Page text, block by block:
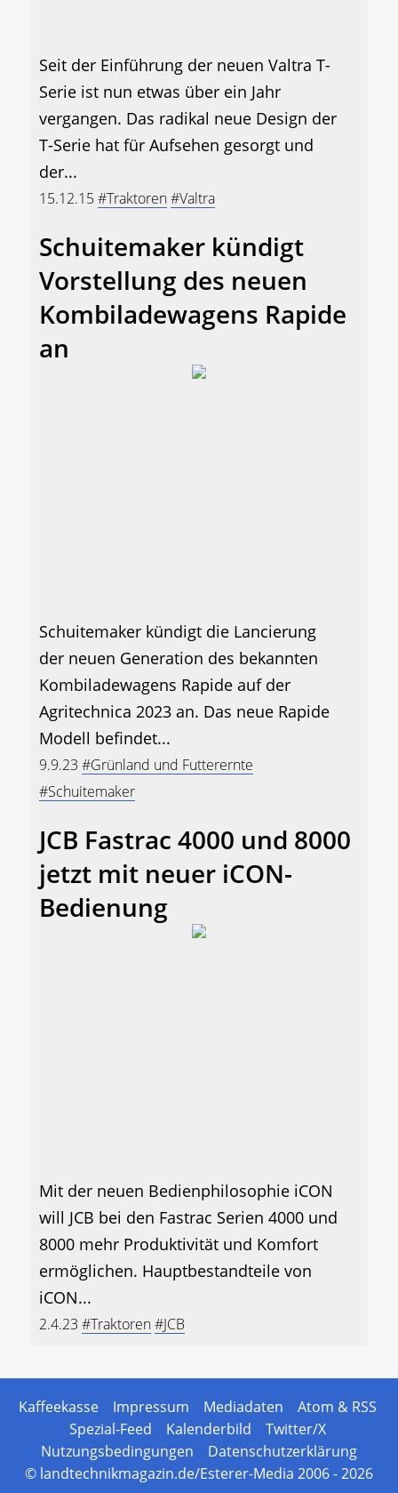
Seit der Einführung der neuen Valtra T-
Serie ist nun etwas über ein Jahr
vergangen. Das radikal neue Design der
T-Serie hat für Aufsehen gesorgt und
der...
15.12.15#Traktoren#Valtra
Schuitemaker kündigt
Vorstellung des neuen
Kombiladewagens Rapide
an
Schuitemaker kündigt die Lancierung
der neuen Generation des bekannten
Kombiladewagens Rapide auf der
Agritechnica 2023 an. Das neue Rapide
Modell befindet...
9.9.23 #Grünland und Futterernte
#Schuitemaker
JCB Fastrac 4000 und 8000
jetzt mit neuer iCON-
Bedienung
Mit der neuen Bedienphilosophie iCON
will JCB bei den Fastrac Serien 4000 und
8000 mehr Produktivität und Komfort
ermöglichen. Hauptbestandteile von
iCON...
2.4.23 #Traktoren#JCB
Kaffeekasse Impressum Mediadaten
Atom & RSS
Spezial-Feed
Kalenderbild
Twitter/X
Nutzungsbedingungen
Datenschutzerklärung
© landtechnikmagazin.de/Esterer-Media 2006 - 2026